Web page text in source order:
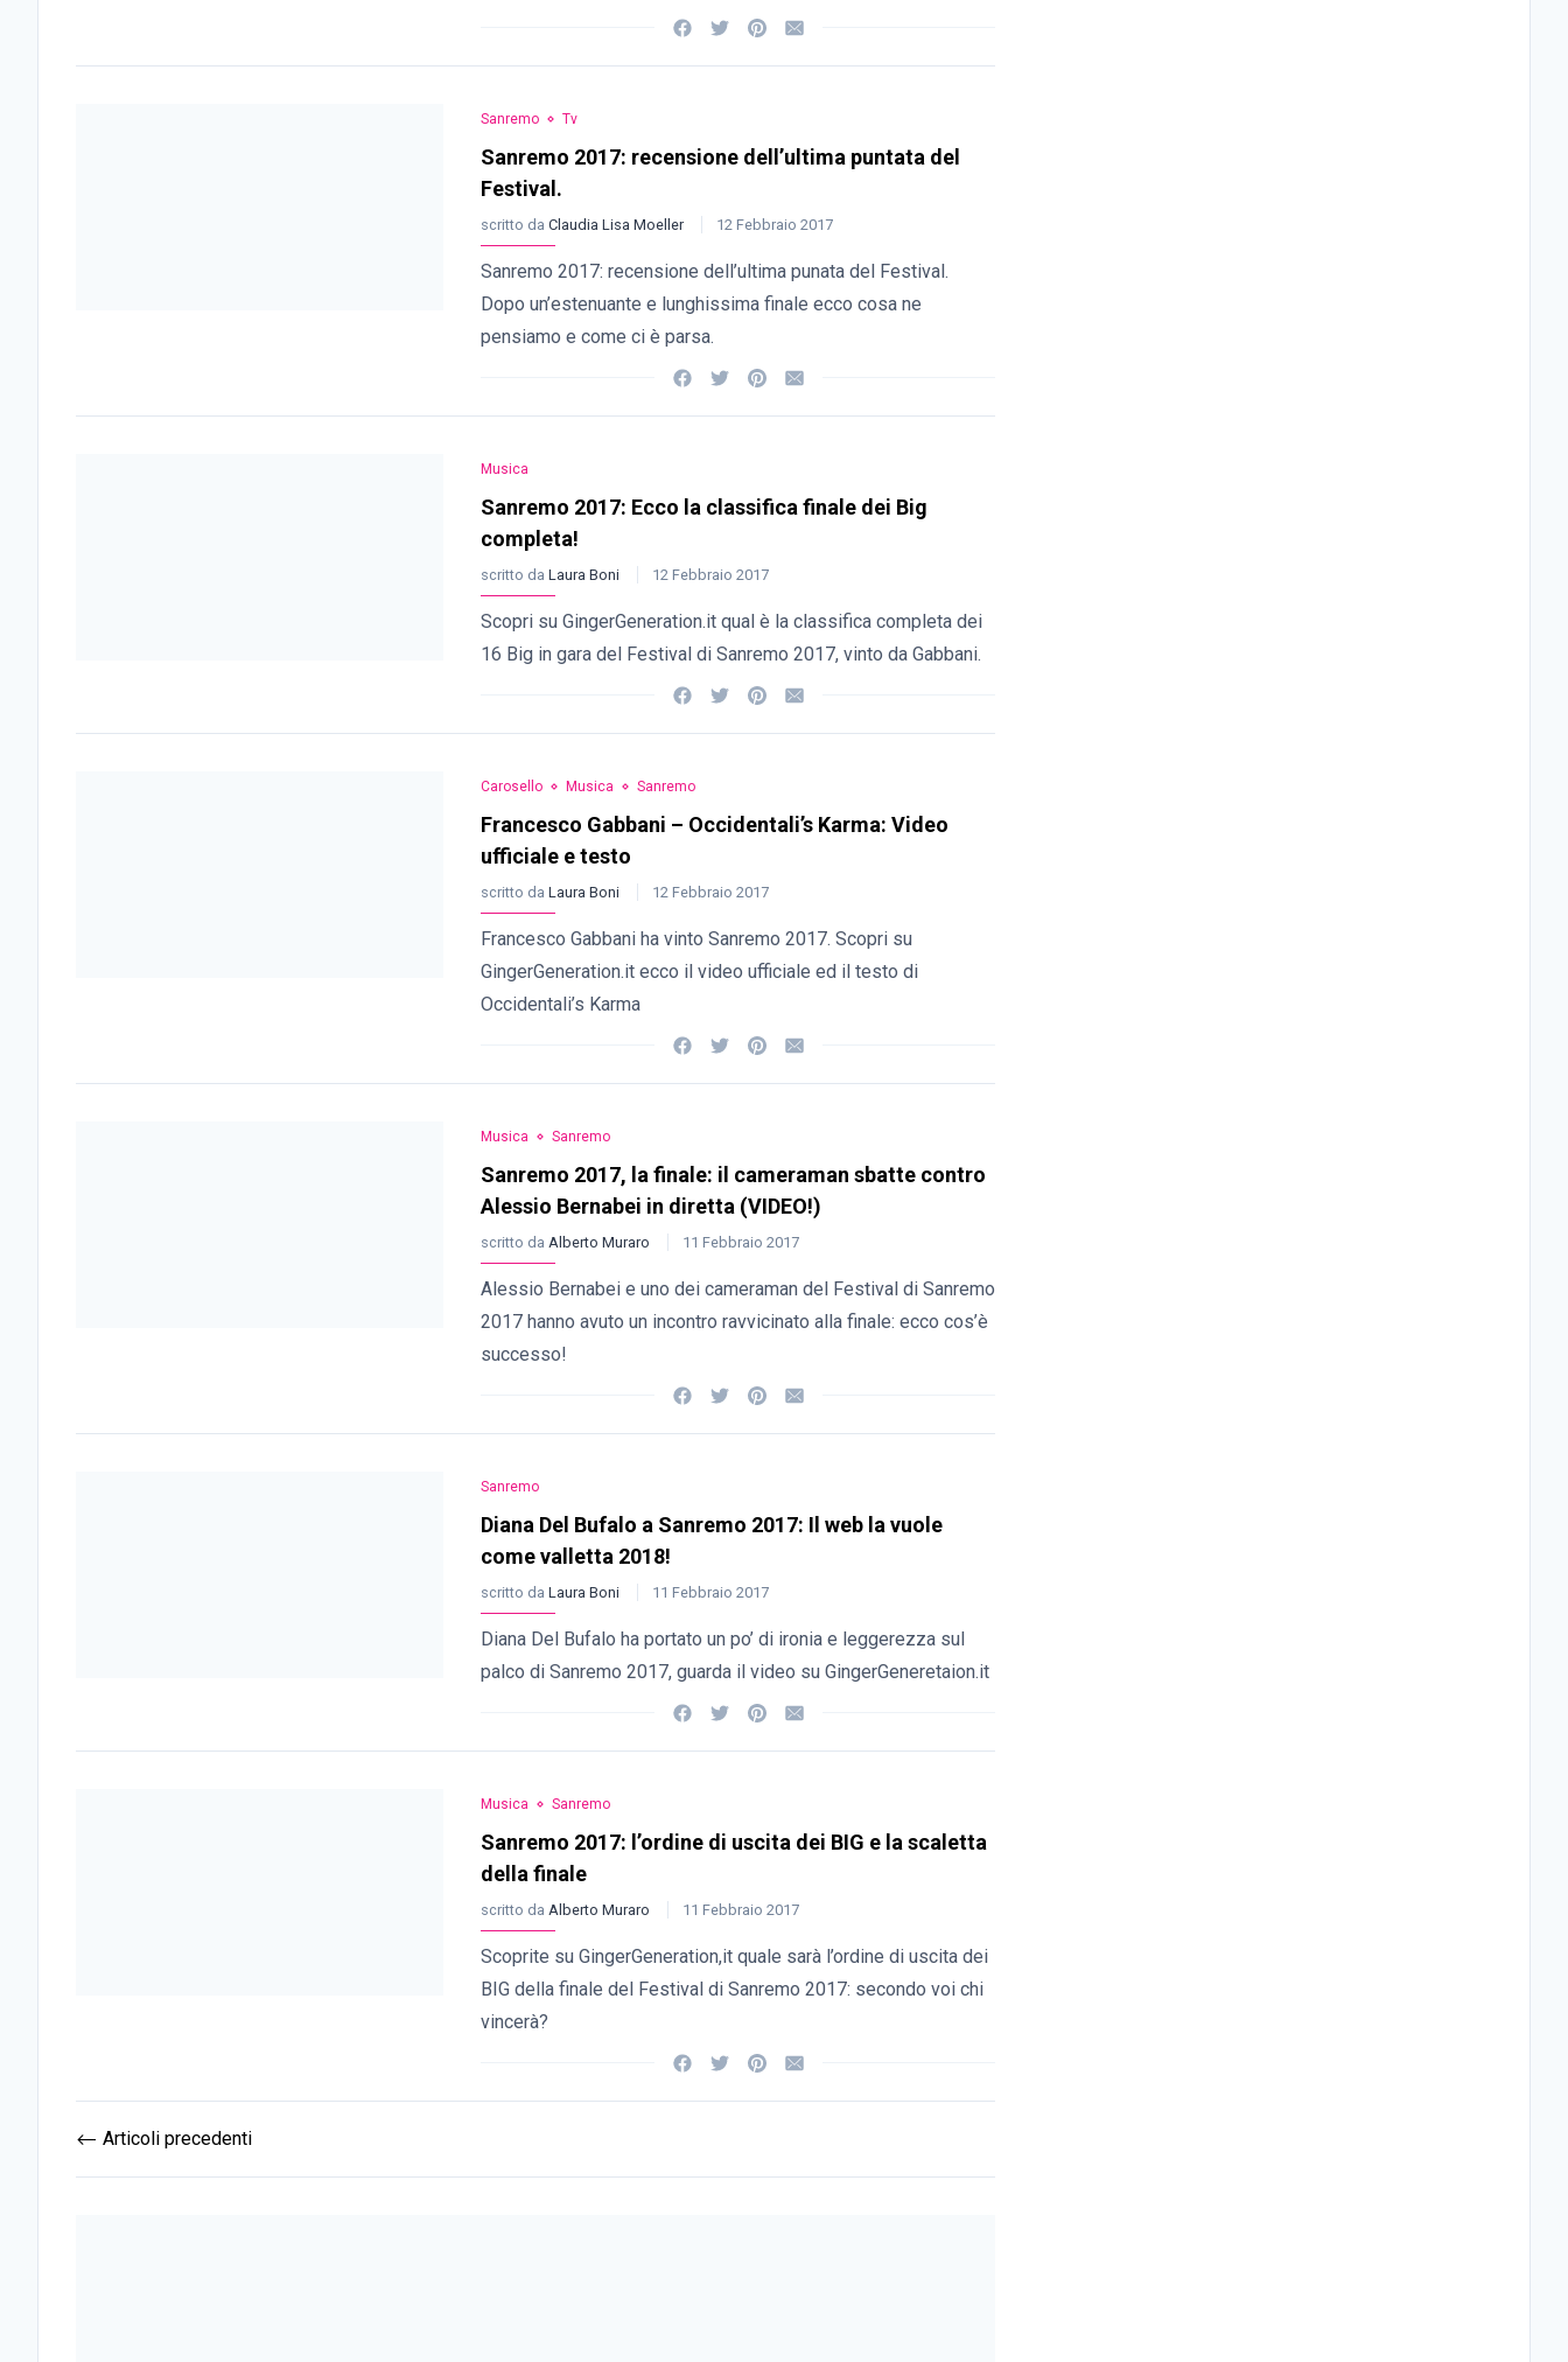
Sanremo Tv
Sanremo 2017: recensione dell’ultima puntata del
Festival.
scritto da Claudia Lisa Moeller 12 Febbraio 2017
Sanremo 2017: recensione dell’ultima punata del Festival.
Dopo un’estenuante e lunghissima finale ecco cosa ne
pensiamo e come ci è parsa.
Musica
Sanremo 2017: Ecco la classifica finale dei Big
completa!
scritto da Laura Boni 12 Febbraio 2017
Scopri su GingerGeneration.it qual è la classifica completa dei
16 Big in gara del Festival di Sanremo 2017, vinto da Gabbani.
Carosello Musica Sanremo
Francesco Gabbani – Occidentali’s Karma: Video
ufficiale e testo
scritto da Laura Boni 12 Febbraio 2017
Francesco Gabbani ha vinto Sanremo 2017. Scopri su
GingerGeneration.it ecco il video ufficiale ed il testo di
Occidentali’s Karma
Musica Sanremo
Sanremo 2017, la finale: il cameraman sbatte contro
Alessio Bernabei in diretta (VIDEO!)
scritto da Alberto Muraro 11 Febbraio 2017
Alessio Bernabei e uno dei cameraman del Festival di Sanremo
2017 hanno avuto un incontro ravvicinato alla finale: ecco cos’è
successo!
Sanremo
Diana Del Bufalo a Sanremo 2017: Il web la vuole
come valletta 2018!
scritto da Laura Boni 11 Febbraio 2017
Diana Del Bufalo ha portato un po’ di ironia e leggerezza sul
palco di Sanremo 2017, guarda il video su GingerGeneretaion.it
Musica Sanremo
Sanremo 2017: l’ordine di uscita dei BIG e la scaletta
della finale
scritto da Alberto Muraro 11 Febbraio 2017
Scoprite su GingerGeneration,it quale sarà l’ordine di uscita dei
BIG della finale del Festival di Sanremo 2017: secondo voi chi
vincerà?
⟵ Articoli precedenti